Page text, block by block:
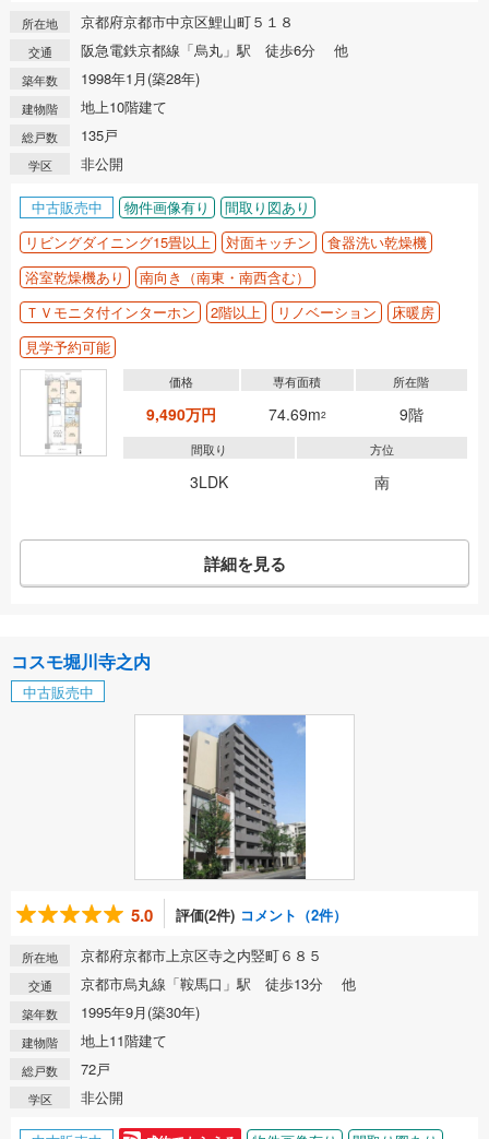
所在地 京都府京都市中京区鯉山町５１８
交通 阪急電鉄京都線「烏丸」駅 徒歩6分 他
築年数 1998年1月(築28年)
建物階 地上10階建て
総戸数 135戸
学区 非公開
中古販売中 物件画像有り
間取り図あり
リビングダイニング15畳以上
対面キッチン
食器洗い乾燥機
浴室乾燥機あり
南向き（南東・南西含む）
ＴＶモニタ付インターホン
2階以上 リノベーション
床暖房
見学予約可能
価格
9,490万円
専有面積
74.69m2
所在階
9階
間取り
3LDK
方位
南
詳細を見る
コスモ堀川寺之内
中古販売中
5.0 評価(2件) コメント（2件）
所在地 京都府京都市上京区寺之内竪町６８５
交通 京都市烏丸線「鞍馬口」駅 徒歩13分 他
築年数 1995年9月(築30年)
建物階 地上11階建て
総戸数 72戸
学区 非公開